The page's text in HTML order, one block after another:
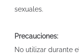
sexuales.
Precauciones:
No utilizar durante